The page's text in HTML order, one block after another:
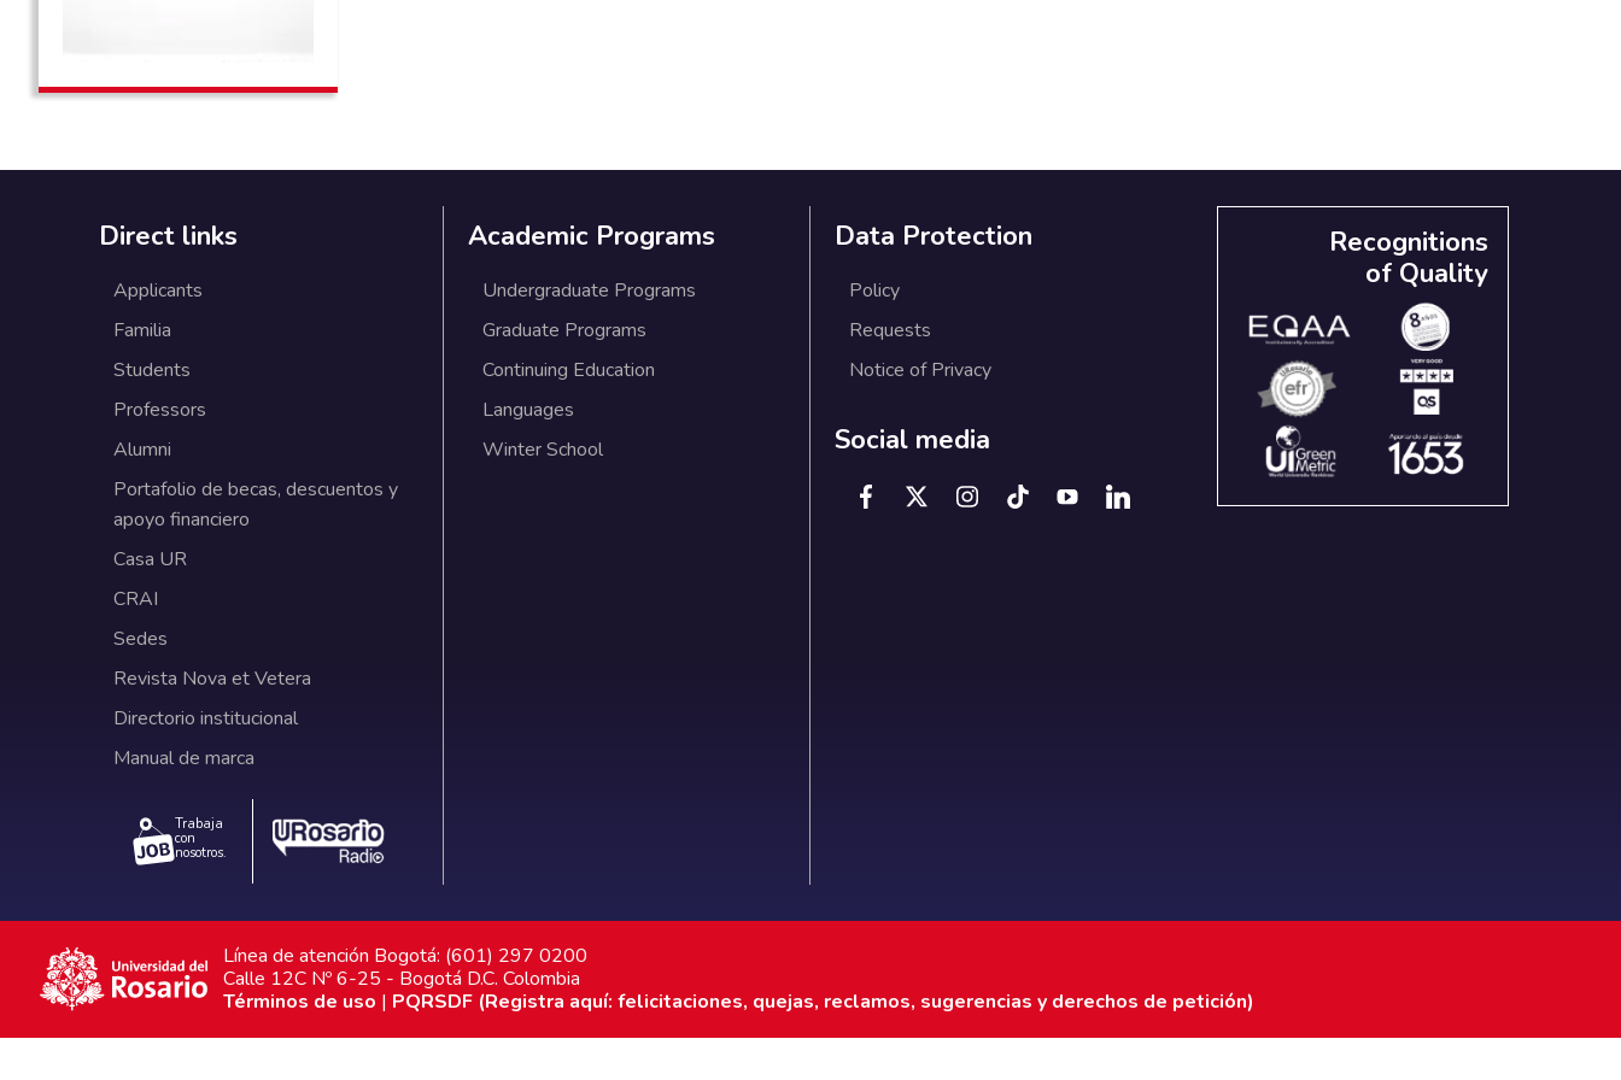
Direct links
Applicants
Familia
Students
Professors
Alumni
Portafolio de becas, descuentos y
apoyo financiero
Casa UR
CRAI
Sedes
Revista Nova et Vetera
Directorio institucional
Manual de marca
Trabaja
con
nosotros.
Academic Programs
Undergraduate Programs
Graduate Programs
Continuing Education
Languages
Winter School
Data Protection
Policy
Requests
Notice of Privacy
Social media
Recognitions
of Quality
Línea de atención Bogotá: (601) 297 0200
Calle 12C Nº 6-25 - Bogotá D.C. Colombia
Términos de uso | PQRSDF (Registra aquí: felicitaciones, quejas, reclamos, sugerencias y derechos de petición)